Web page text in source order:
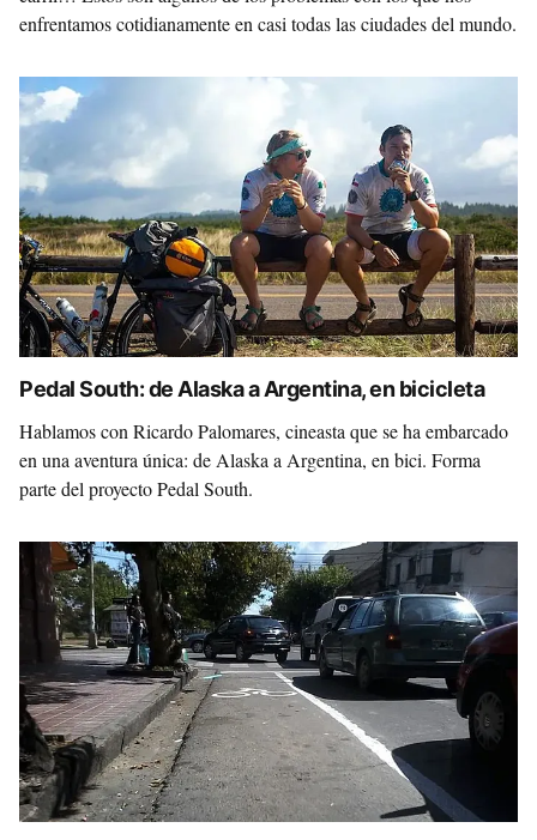
enfrentamos cotidianamente en casi todas las ciudades del mundo.
Pedal South: de Alaska a Argentina, en bicicleta
Hablamos con Ricardo Palomares, cineasta que se ha embarcado
en una aventura única: de Alaska a Argentina, en bici. Forma
parte del proyecto Pedal South.